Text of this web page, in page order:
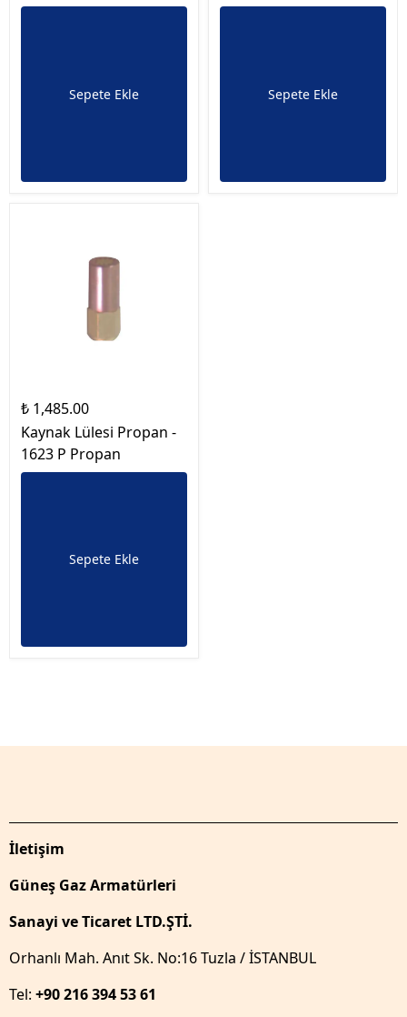
Sepete Ekle Sepete Ekle
₺ 1,485.00
Kaynak Lülesi Propan -
1623 P Propan
Sepete Ekle
İletişim
Güneş Gaz Armatürleri
Sanayi ve Ticaret LTD.ŞTİ.
Orhanlı Mah. Anıt Sk. No:16 Tuzla / İSTANBUL
Tel: +90 216 394 53 61